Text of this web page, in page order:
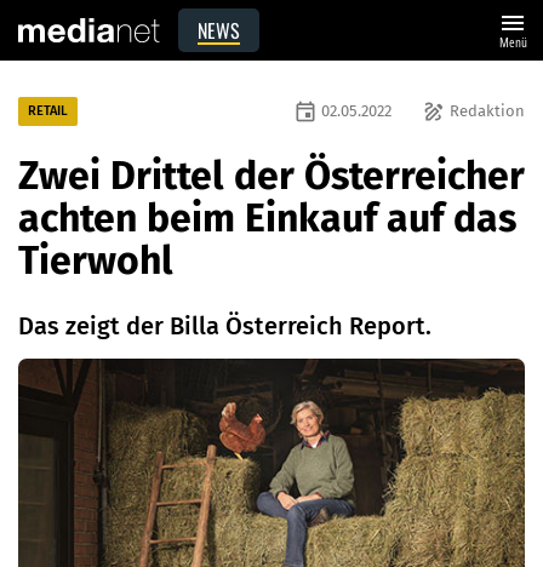
NEWS menu
Menü
RETAIL draw Redaktion
event 02.05.2022
Zwei Drittel der Österreicher
achten beim Einkauf auf das
Tierwohl
Das zeigt der Billa Österreich Report.